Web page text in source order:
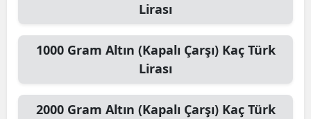
Lirası
1000 Gram Altın (Kapalı Çarşı)Kaç Türk
Lirası
2000 Gram Altın (Kapalı Çarşı)Kaç Türk